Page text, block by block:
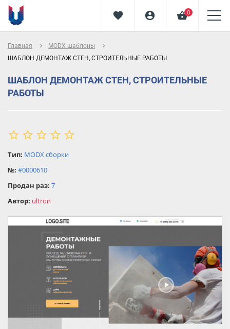
favorite account_circle shopping_basket0
Главная navigate_next MODX шаблоны
navigate_next
ШАБЛОН ДЕМОНТАЖ СТЕН, СТРОИТЕЛЬНЫЕ РАБОТЫ
ШАБЛОН ДЕМОНТАЖ СТЕН, СТРОИТЕЛЬНЫЕ
РАБОТЫ
star_border star_border star_border star_border star_border
star
star
star
Тип: MODX сборки
№: #0000610
Продан раз: 7
Автор: ultron